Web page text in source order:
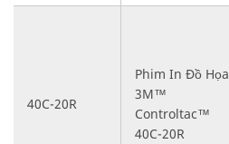
40C-20R
Phim In Đồ Họa
3M™
Controltac™
40C-20R